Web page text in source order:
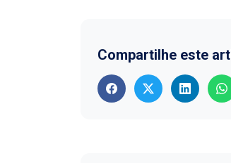
Compartilhe este